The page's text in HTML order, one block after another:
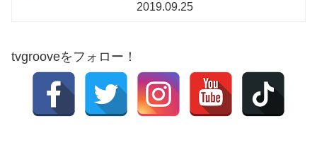
2019.09.25
tvgrooveをフォロー！